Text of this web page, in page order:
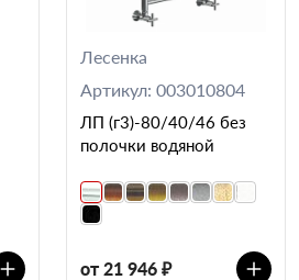
Лесенка
Артикул: 003010804
ЛП (г3)-80/40/46 без
полочки водяной
от 21 946 ₽